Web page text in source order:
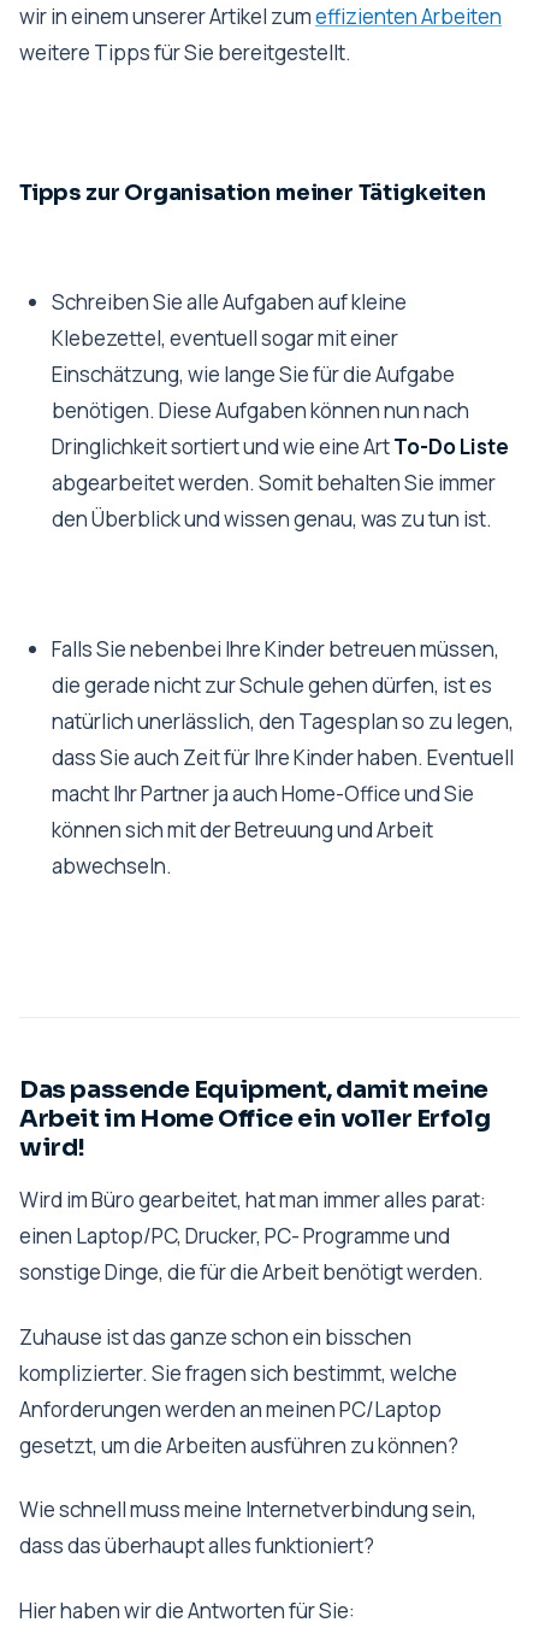
wir in einem unserer Artikel zumeffizienten Arbeiten
weitere Tipps für Sie bereitgestellt.
Tipps zur Organisation meiner Tätigkeiten
Schreiben Sie alle Aufgaben auf kleine
Klebezettel, eventuell sogar mit einer
Einschätzung, wie lange Sie für die Aufgabe
benötigen. Diese Aufgaben können nun nach
Dringlichkeit sortiert und wie eine ArtTo-Do Liste
abgearbeitet werden. Somit behalten Sie immer
den Überblick und wissen genau, was zu tun ist.
Falls Sie nebenbei Ihre Kinder betreuen müssen,
die gerade nicht zur Schule gehen dürfen, ist es
natürlich unerlässlich, den Tagesplan so zu legen,
dass Sie auch Zeit für Ihre Kinder haben. Eventuell
macht Ihr Partner ja auch Home-Office und Sie
können sich mit der Betreuung und Arbeit
abwechseln.
Das passende Equipment, damit meine
Arbeit im Home Office ein voller Erfolg
wird!
Wird im Büro gearbeitet, hat man immer alles parat:
einen Laptop/PC, Drucker, PC- Programme und
sonstige Dinge, die für die Arbeit benötigt werden.
Zuhause ist das ganze schon ein bisschen
komplizierter. Sie fragen sich bestimmt, welche
Anforderungen werden an meinen PC/Laptop
gesetzt, um die Arbeiten ausführen zu können?
Wie schnell muss meine Internetverbindung sein,
dass das überhaupt alles funktioniert?
Hier haben wir die Antworten für Sie: